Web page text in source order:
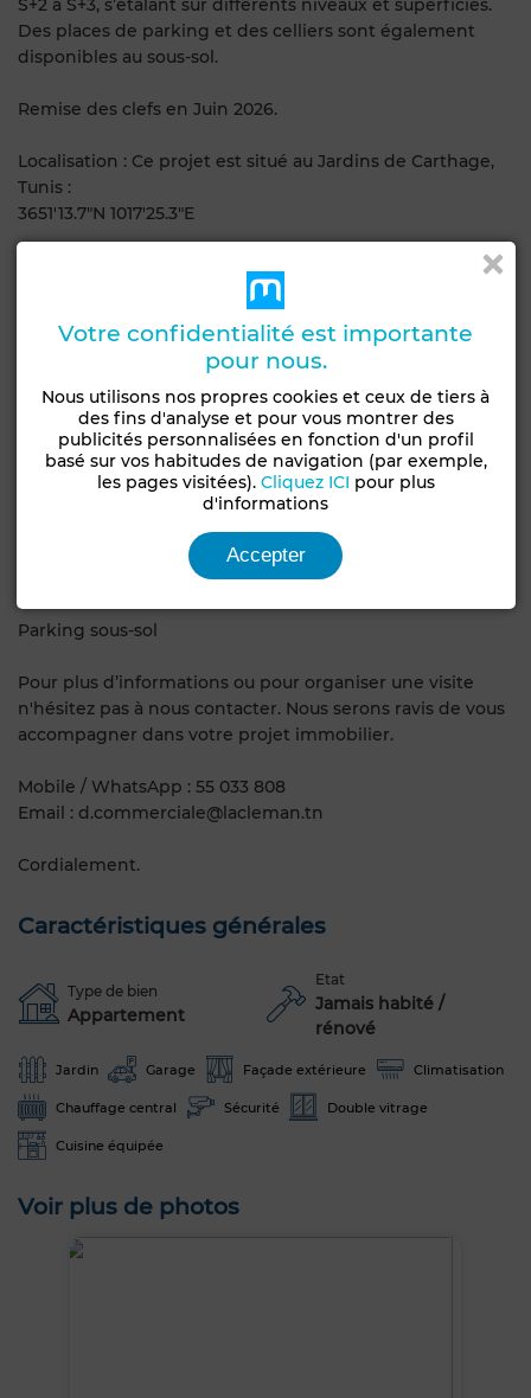
S+2 à S+3, s’étalant sur différents niveaux et superficies.
Des places de parking et des celliers sont également
disponibles au sous-sol.
Remise des clefs en Juin 2026.
Localisation : Ce projet est situé au Jardins de Carthage,
Tunis :
3651'13.7"N 1017'25.3"E
Les Superficies varient entre 65 m² et 70 m²
Les S+2 :
Les Superficies varient entre 89 m² et 132 m²
Les S+3 :
Les Superficies varient entre 160 m² et 177 m²
Locaux commerciaux :
Les Superficies des varient entre 47 m² et 88 m²
Parking sous-sol
Pour plus d’informations ou pour organiser une visite
n'hésitez pas à nous contacter. Nous serons ravis de vous
accompagner dans votre projet immobilier.
Mobile / WhatsApp : 55 033 808
Email : d.commerciale@lacleman.tn
Cordialement.
Caractéristiques générales
Type de bien
Appartement
Etat
Jamais habité /
rénové
Jardin Garage Façade extérieure Climatisation
Chauffage central Sécurité Double vitrage
Cuisine équipée
Voir plus de photos
Votre confidentialité est importante
pour nous.
Nous utilisons nos propres cookies et ceux de tiers à
des fins d'analyse et pour vous montrer des
publicités personnalisées en fonction d'un profil
basé sur vos habitudes de navigation (par exemple,
les pages visitées). Cliquez ICI pour plus
d'informations
Accepter